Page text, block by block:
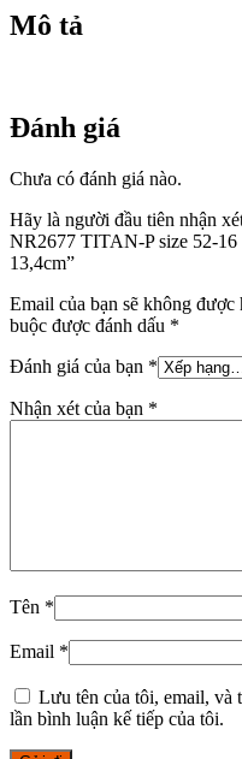
52-
16
ngang
kính
số
Mô tả
Đánh giá
Chưa có đánh giá nào.
Hãy là người đầu tiên nhận
NR2677 TITAN-P size 52-
13,4cm”
Email của bạn sẽ không
buộc được đánh dấu *
Đánh giá của bạn *
Nhận xét của bạn *
Tên *
Email *
Lưu tên của tôi, email, và
lần bình luận kế tiếp của tôi.